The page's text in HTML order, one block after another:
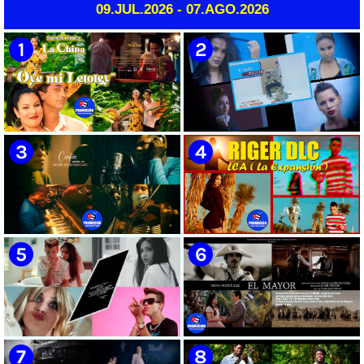
09.JUL.2026 - 07.AGO.2026
🟡 Susel Gómez (La China) ||
¨Oye Mi Leloley¨ || Director:
Onelio Jesús Larralde González
|| Música popular bailable
cubana || Videoclip || CUBA
🟡 F-CUBA - ¨Solita¨ -
Videoclip - Director: Asiel
Babastro
🟡 María Montenegro -
¨Confía¨ 📺 Videoclip. CUBA
🟡 Riger DLC || ¨LCA ( La
Expansión )¨ || Director: Dani
A.R || Música cubana || Videoclip
|| CUBA